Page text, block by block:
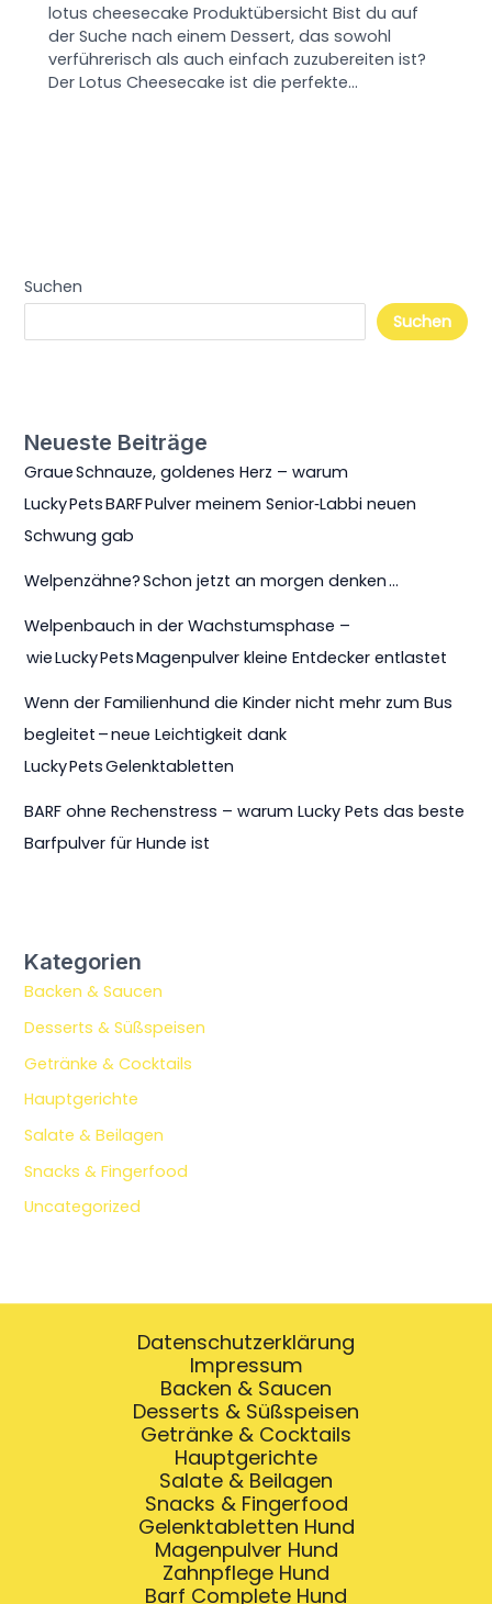
lotus cheesecake Produktübersicht Bist du auf
der Suche nach einem Dessert, das sowohl
verführerisch als auch einfach zuzubereiten ist?
Der Lotus Cheesecake ist die perfekte…
Suchen
Suchen
Neueste Beiträge
Graue Schnauze, goldenes Herz – warum
Lucky Pets BARF Pulver meinem Senior‑Labbi neuen
Schwung gab
Welpenzähne? Schon jetzt an morgen denken …
Welpenbauch in der Wachstumsphase –
wie Lucky Pets Magenpulver kleine Entdecker entlastet
Wenn der Familienhund die Kinder nicht mehr zum Bus
begleitet – neue Leichtigkeit dank
Lucky Pets Gelenktabletten
BARF ohne Rechenstress – warum Lucky Pets das beste
Barfpulver für Hunde ist
Kategorien
Backen & Saucen
Desserts & Süßspeisen
Getränke & Cocktails
Hauptgerichte
Salate & Beilagen
Snacks & Fingerfood
Uncategorized
Datenschutzerklärung
Impressum
Backen & Saucen
Desserts & Süßspeisen
Getränke & Cocktails
Hauptgerichte
Salate & Beilagen
Snacks & Fingerfood
Gelenktabletten Hund
Magenpulver Hund
Zahnpflege Hund
Barf Complete Hund